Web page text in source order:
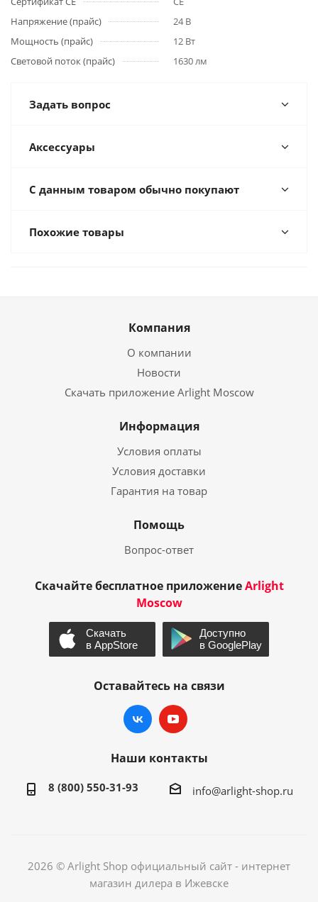
Напряжение (прайс)
24 В
Мощность (прайс)
12 Вт
Световой поток (прайс)
1630 лм
Задать вопрос
Аксессуары
С данным товаром обычно покупают
Похожие товары
Компания
О компании
Новости
Скачать приложение Arlight Moscow
Информация
Условия оплаты
Условия доставки
Гарантия на товар
Помощь
Вопрос-ответ
Скачайте бесплатное приложениеArlight
Moscow
Оставайтесь на связи
Наши контакты
8 (800) 550-31-93 info@arlight-shop.ru
2026 © Arlight Shop официальный сайт - интернет
магазин дилера в Ижевске